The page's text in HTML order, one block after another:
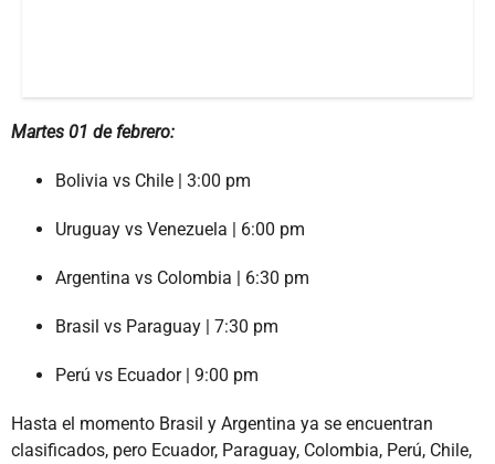
Martes 01 de febrero:
Bolivia vs Chile | 3:00 pm
Uruguay vs Venezuela | 6:00 pm
Argentina vs Colombia | 6:30 pm
Brasil vs Paraguay | 7:30 pm
Perú vs Ecuador | 9:00 pm
Hasta el momento Brasil y Argentina ya se encuentran
clasificados, pero Ecuador, Paraguay, Colombia, Perú, Chile,